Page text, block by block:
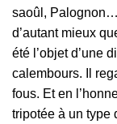
saoûl,
d’autant mieux
été l’objet d’une
calembours. Il
fous. Et en
tripotée à un type